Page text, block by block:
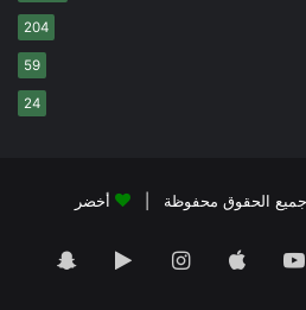
204
59
24
أخضر
يوتيوب انستقرام‏Googleسناب